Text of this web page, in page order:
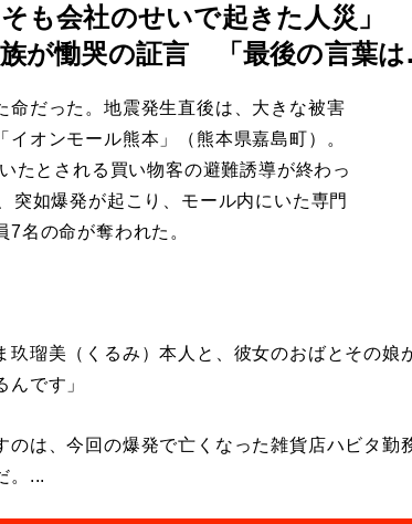
そも会社のせいで起きた人災
が慟哭の証言 「最後の言葉は
だった。地震発生直後は、大きな被害
イオンモール熊本」（熊本県嘉島町）。
たとされる買い物客の避難誘導が終わっ
突如爆発が起こり、モール内にいた専門
7名の命が奪われた。
玖瑠美（くるみ）本人と、彼女のおばとその
んです」
は、今回の爆発で亡くなった雑貨店ハビタ勤
。...